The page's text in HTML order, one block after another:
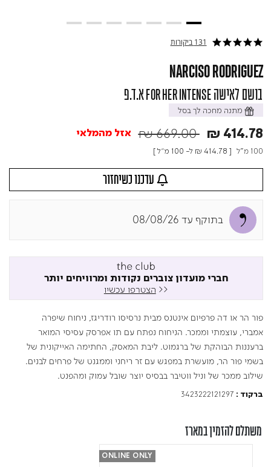
4.9 star rating 131 ביקורות
NARCISO RODRIGUEZ
בושם לאישה FOR HER INTENSE א.ד.פ
מתנה מחכה לך בסל
Price reduced from
₪ 669.00to₪ 414.78 אזל מהמלאי
100 מ"ל [
₪ 414.78 ל- 100 מ"ל ]
בתוקף עד 08/08/26
חברי מועדון צוברים נקודות ומרוויחים יותר
<< הצטרפו עכשיו
פור הר או דה פרפיום אינטנס מבית נרסיסו רודריגז, ניחוח שיפרה
אמברי, עוצמתי וממכר. הניחוח נפתח עם תו אפרסק עסיסי המואר
ברעננות הבוהקת של ברגמוט. ליבת המאסק, החתימה האייקונית של
בשמי פור הר, מועשרת במפגש עם זר ריחני וממגנט של פרחים לבנים.
שילוב ממכר של וניל ווטיבר בבסיס יוצר שובל עמוק ומהפנט.
ברקוד : 3423222121297
משתלם להזמין במארז
ONLINE ONLY